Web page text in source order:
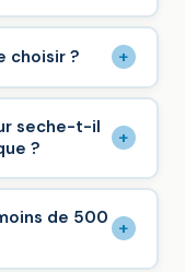
choisir ? +
seche-t-il
?
+
de 500 +